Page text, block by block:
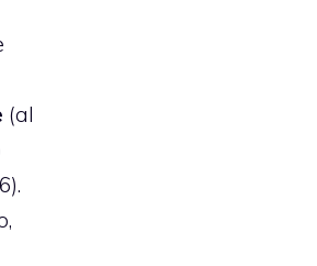
(al